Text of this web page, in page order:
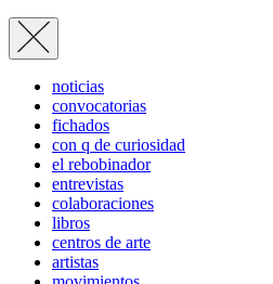
noticias
convocatorias
fichados
con q de curiosidad
el rebobinador
entrevistas
colaboraciones
libros
centros de arte
artistas